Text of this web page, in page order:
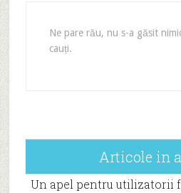
Ne pare rău, nu s-a găsit
cauți.
Articole in
Un apel pentru utilizatorii